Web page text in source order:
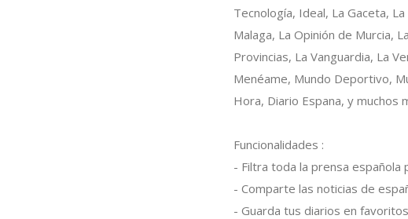
Tecnología, Ideal, La Gaceta,
Malaga, La Opinión de Murcia,
Provincias, La Vanguardia, La
Menéame, Mundo Deportivo,
Hora, Diario Espana, y muchos
Funcionalidades :
- Filtra toda la prensa española
- Comparte las noticias de
- Guarda tus diarios en